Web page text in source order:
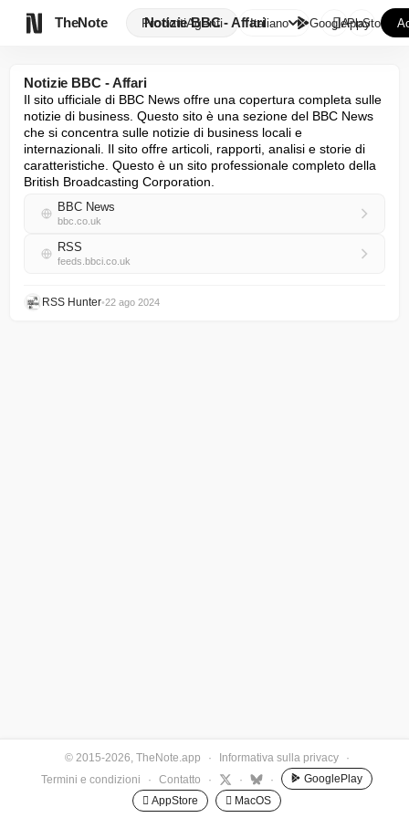
TheNote ProdottiAgenti
Notizie BBC - AffariItaliano GooglePlay
AppStore
Notizie BBC - Affari
Il sito ufficiale di BBC News offre una copertura completa sulle
notizie di business. Questo sito è una sezione del BBC News
che si concentra sulle notizie di business locali e
internazionali. Il sito offre articoli, rapporti, analisi e storie di
caratteristiche. Questo è un sito professionale completo della
British Broadcasting Corporation.
BBC News
bbc.co.uk
RSS
feeds.bbci.co.uk
RSS Hunter•22 ago 2024
© 2015-2026, TheNote.app · Informativa sulla privacy
·
Termini e condizioni
· Contatto · · ·
GooglePlay
 AppStore
 MacOS